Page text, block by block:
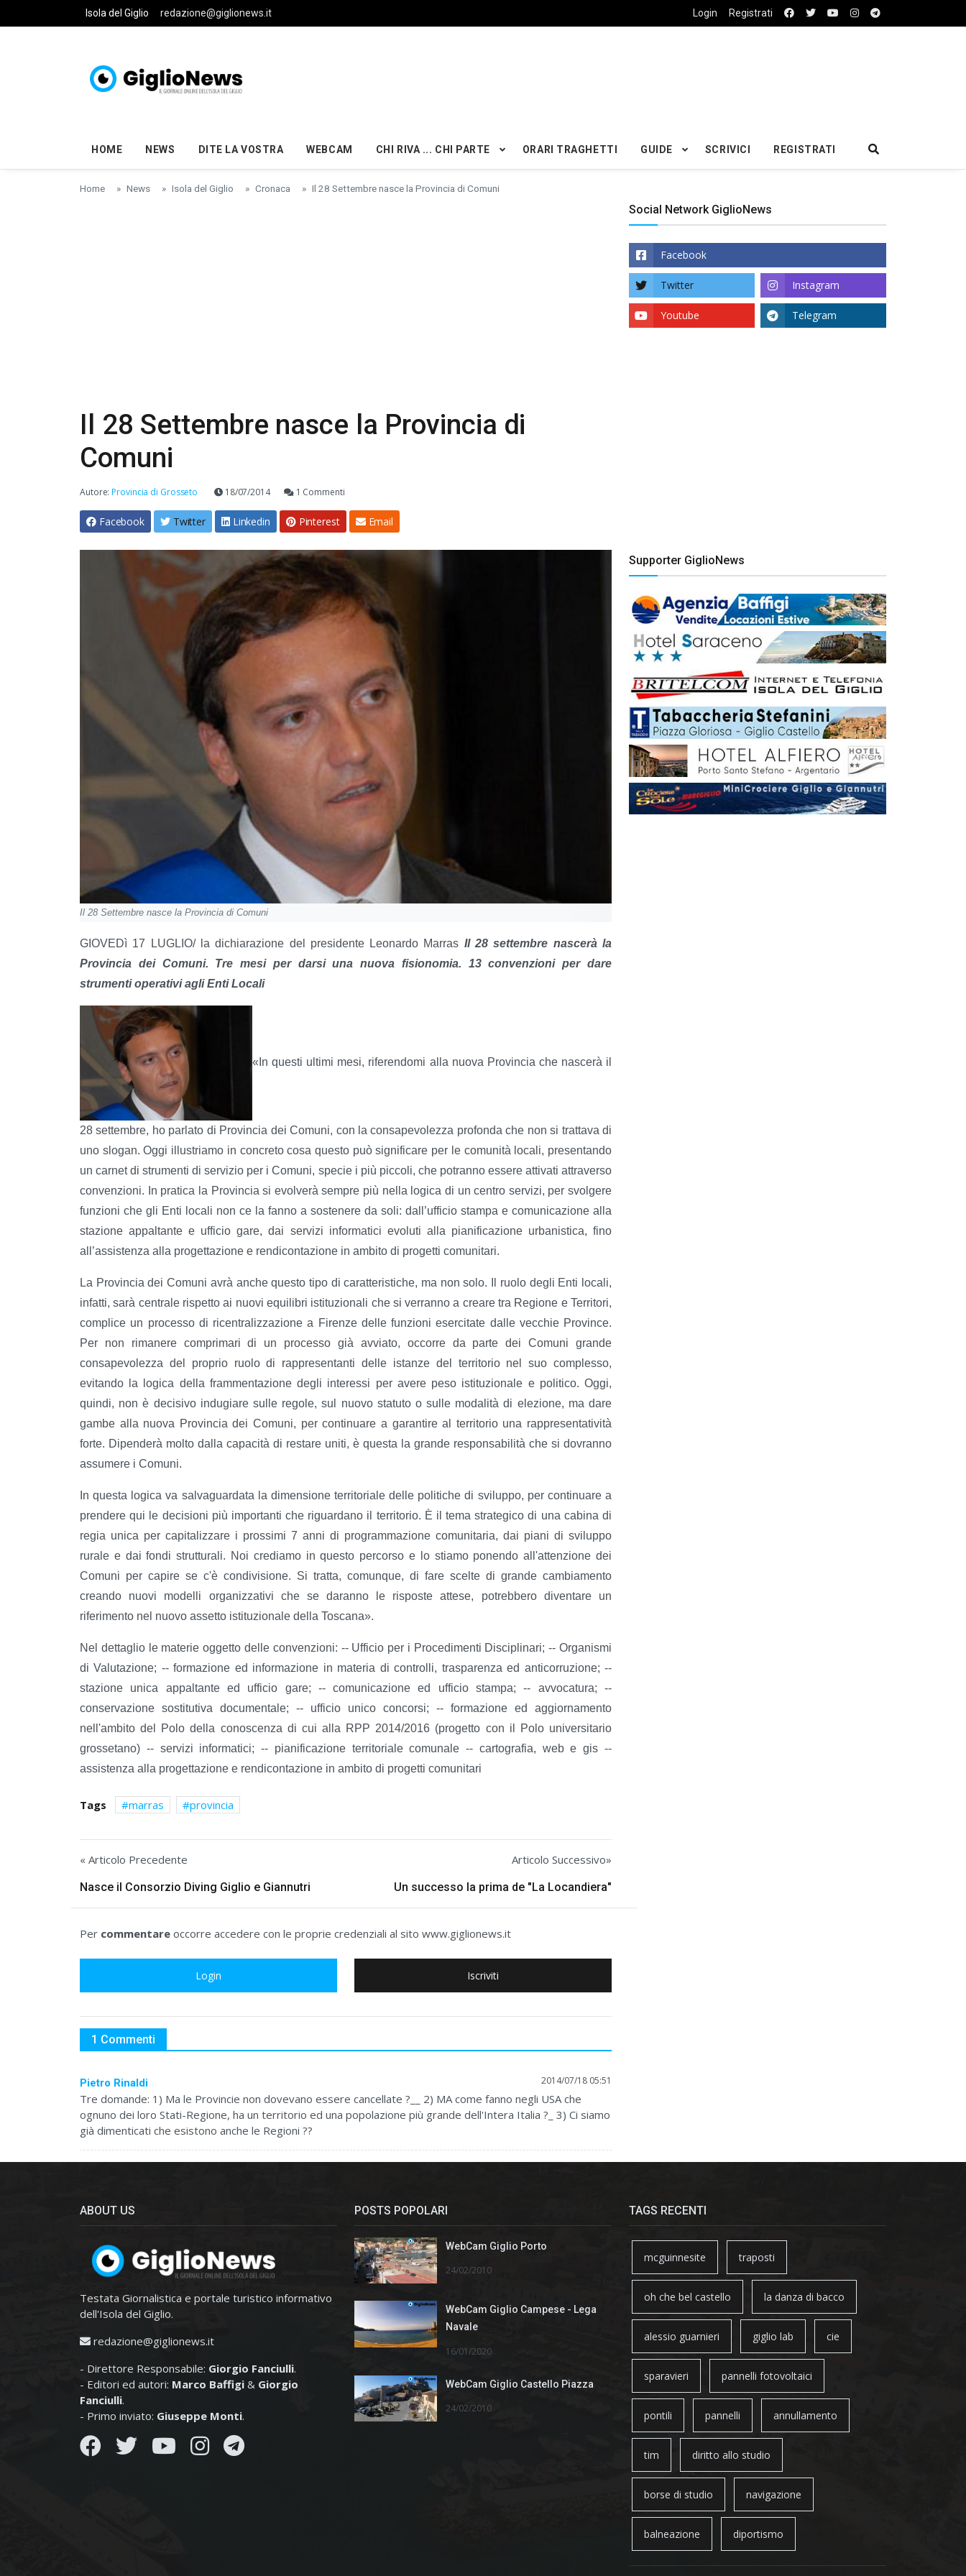
Skip to main content
Isola del Giglio redazione@giglionews.it Login Registrati
HOME NEWS DITE LA VOSTRA WEBCAM CHI RIVA ... CHI PARTE ORARI TRAGHETTI GUIDE SCRIVICI REGISTRATI
Home News Isola del Giglio Cronaca Il 28 Settembre nasce la Provincia di Comuni
Il 28 Settembre nasce la Provincia di
Comuni
Autore:Provincia di Grosseto 18/07/2014 1 Commenti
Facebook Twitter Linkedin Pinterest Email
Il 28 Settembre nasce la Provincia di Comuni
GIOVEDì 17 LUGLIO/ la dichiarazione del presidente Leonardo Marras Il 28 settembre nascerà la
Provincia dei Comuni. Tre mesi per darsi una nuova fisionomia. 13 convenzioni per dare
strumenti operativi agli Enti Locali
«In questi ultimi mesi, riferendomi alla nuova Provincia che nascerà il
28 settembre, ho parlato di Provincia dei Comuni, con la consapevolezza profonda che non si trattava di
uno slogan. Oggi illustriamo in concreto cosa questo può significare per le comunità locali, presentando
un carnet di strumenti di servizio per i Comuni, specie i più piccoli, che potranno essere attivati attraverso
convenzioni. In pratica la Provincia si evolverà sempre più nella logica di un centro servizi, per svolgere
funzioni che gli Enti locali non ce la fanno a sostenere da soli: dall’ufficio stampa e comunicazione alla
stazione appaltante e ufficio gare, dai servizi informatici evoluti alla pianificazione urbanistica, fino
all’assistenza alla progettazione e rendicontazione in ambito di progetti comunitari.
La Provincia dei Comuni avrà anche questo tipo di caratteristiche, ma non solo. Il ruolo degli Enti locali,
infatti, sarà centrale rispetto ai nuovi equilibri istituzionali che si verranno a creare tra Regione e Territori,
complice un processo di ricentralizzazione a Firenze delle funzioni esercitate dalle vecchie Province.
Per non rimanere comprimari di un processo già avviato, occorre da parte dei Comuni grande
consapevolezza del proprio ruolo di rappresentanti delle istanze del territorio nel suo complesso,
evitando la logica della frammentazione degli interessi per avere peso istituzionale e politico. Oggi,
quindi, non è decisivo indugiare sulle regole, sul nuovo statuto o sulle modalità di elezione, ma dare
gambe alla nuova Provincia dei Comuni, per continuare a garantire al territorio una rappresentatività
forte. Dipenderà molto dalla capacità di restare uniti, è questa la grande responsabilità che si dovranno
assumere i Comuni.
In questa logica va salvaguardata la dimensione territoriale delle politiche di sviluppo, per continuare a
prendere qui le decisioni più importanti che riguardano il territorio. È il tema strategico di una cabina di
regia unica per capitalizzare i prossimi 7 anni di programmazione comunitaria, dai piani di sviluppo
rurale e dai fondi strutturali. Noi crediamo in questo percorso e lo stiamo ponendo all'attenzione dei
Comuni per capire se c'è condivisione. Si tratta, comunque, di fare scelte di grande cambiamento
creando nuovi modelli organizzativi che se daranno le risposte attese, potrebbero diventare un
riferimento nel nuovo assetto istituzionale della Toscana».
Nel dettaglio le materie oggetto delle convenzioni: -- Ufficio per i Procedimenti Disciplinari; -- Organismi
di Valutazione; -- formazione ed informazione in materia di controlli, trasparenza ed anticorruzione; --
stazione unica appaltante ed ufficio gare; -- comunicazione ed ufficio stampa; -- avvocatura; --
conservazione sostitutiva documentale; -- ufficio unico concorsi; -- formazione ed aggiornamento
nell'ambito del Polo della conoscenza di cui alla RPP 2014/2016 (progetto con il Polo universitario
grossetano) -- servizi informatici; -- pianificazione territoriale comunale -- cartografia, web e gis --
assistenza alla progettazione e rendicontazione in ambito di progetti comunitari
Tags marras provincia
« Articolo Precedente
Nasce il Consorzio Diving Giglio e Giannutri
Articolo Successivo»
Un successo la prima de "La Locandiera"
Per commentare occorre accedere con le proprie credenziali al sito www.giglionews.it
Login Iscriviti
1 Commenti
Pietro Rinaldi 2014/07/18 05:51
Tre domande: 1) Ma le Provincie non dovevano essere cancellate ?__ 2) MA come fanno negli USA che
ognuno dei loro Stati-Regione, ha un territorio ed una popolazione più grande dell'Intera Italia ?_ 3) Ci siamo
già dimenticati che esistono anche le Regioni ??
Social Network GiglioNews
Facebook
Twitter Instagram
Youtube Telegram
Supporter GiglioNews
ABOUT US
Testata Giornalistica e portale turistico informativo
dell'Isola del Giglio.
redazione@giglionews.it
- Direttore Responsabile: Giorgio Fanciulli.
- Editori ed autori: Marco Baffigi & Giorgio
Fanciulli.
- Primo inviato: Giuseppe Monti.
POSTS POPOLARI
WebCam Giglio Porto
24/02/2010
WebCam Giglio Campese - Lega
Navale
16/01/2020
WebCam Giglio Castello Piazza
24/02/2010
TAGS RECENTI
mcguinnesite traposti
oh che bel castello la danza di bacco
alessio guarnieri giglio lab cie
sparavieri pannelli fotovoltaici
pontili pannelli annullamento
tim diritto allo studio
borse di studio navigazione
balneazione diportismo